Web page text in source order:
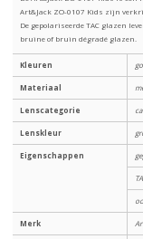
Art&Jack ZO-0107 Kids zijn
De gepolariseerde TAC glazen
bruine of bruin dégradé glazen.
Kleuren
Materiaal
Lenscategorie
Lenskleur
Eigenschappen
Merk